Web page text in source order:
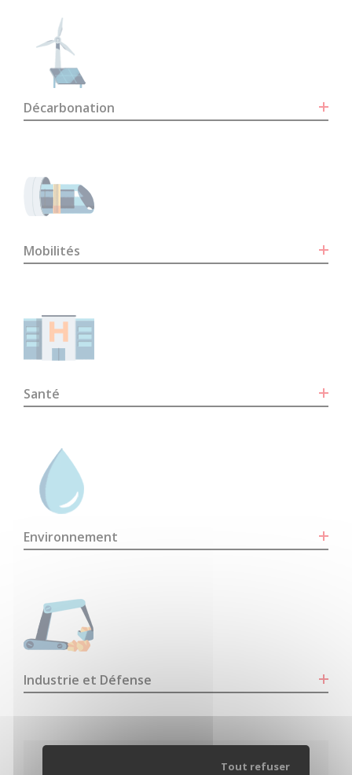
Décarbonation
Mobilités
Santé
Environnement
Industrie et Défense
Tout refuser